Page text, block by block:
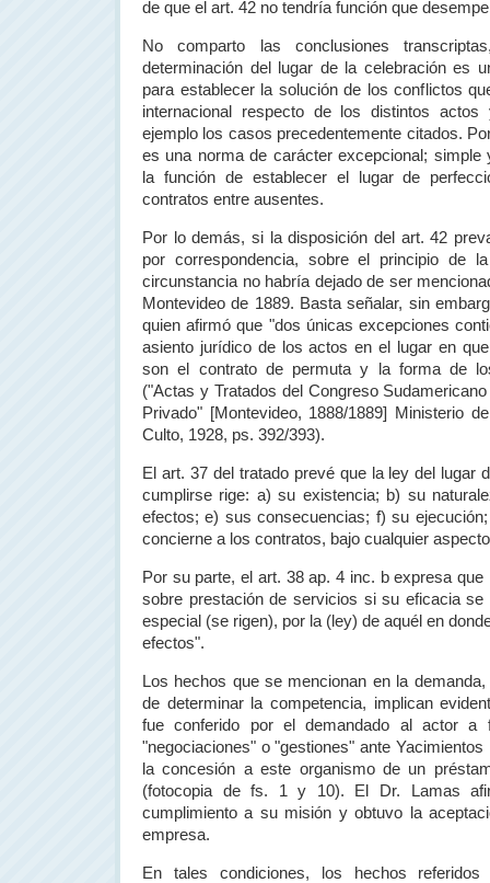
de que el art. 42 no tendría función que
No comparto las conclusiones
determinación del lugar de la celebración es
para establecer la solución de los conflictos
internacional respecto de los distintos
ejemplo los casos precedentemente citados.
es una norma de carácter excepcional; simple
la función de establecer el lugar de
contratos entre ausentes.
Por lo demás, si la disposición del art. 42
por correspondencia, sobre el principio de
circunstancia no habría dejado de ser
Montevideo de 1889. Basta señalar, sin
quien afirmó que "dos únicas excepciones
asiento jurídico de los actos en el lugar en
son el contrato de permuta y la forma de
("Actas y Tratados del Congreso
Privado" [Montevideo, 1888/1889] Ministerio
Culto, 1928, ps. 392/393).
El art. 37 del tratado prevé que la ley del lugar
cumplirse rige: a) su existencia; b) su
efectos; e) sus consecuencias; f) su
concierne a los contratos, bajo cualquier
Por su parte, el art. 38 ap. 4 inc. b expresa
sobre prestación de servicios si su eficacia se
especial (se rigen), por la (ley) de aquél en
efectos".
Los hechos que se mencionan en la
de determinar la competencia, implican
fue conferido por el demandado al actor a
"negociaciones" o "gestiones" ante
la concesión a este organismo de un
(fotocopia de fs. 1 y 10). El Dr. Lamas
cumplimiento a su misión y obtuvo la
empresa.
En tales condiciones, los hechos